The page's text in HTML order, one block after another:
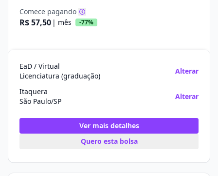
Comece pagando
R$ 57,50 | mês -77%
EaD / Virtual
Licenciatura (graduação)
Alterar
Itaquera
São Paulo/SP
Alterar
Ver mais detalhes
Quero esta bolsa